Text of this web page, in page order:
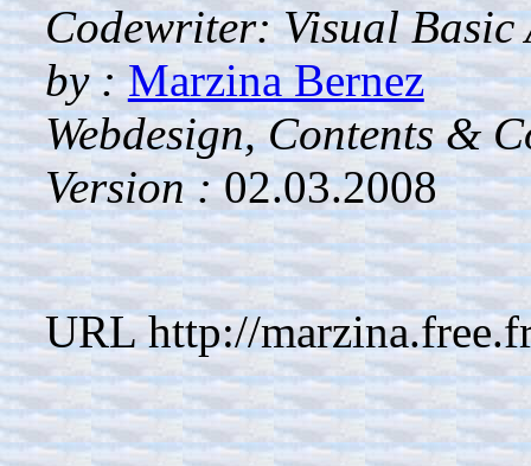
Codewriter: Visual
by :Marzina Bernez
Webdesign, Contents &
Version :02.03.2008
URL http://